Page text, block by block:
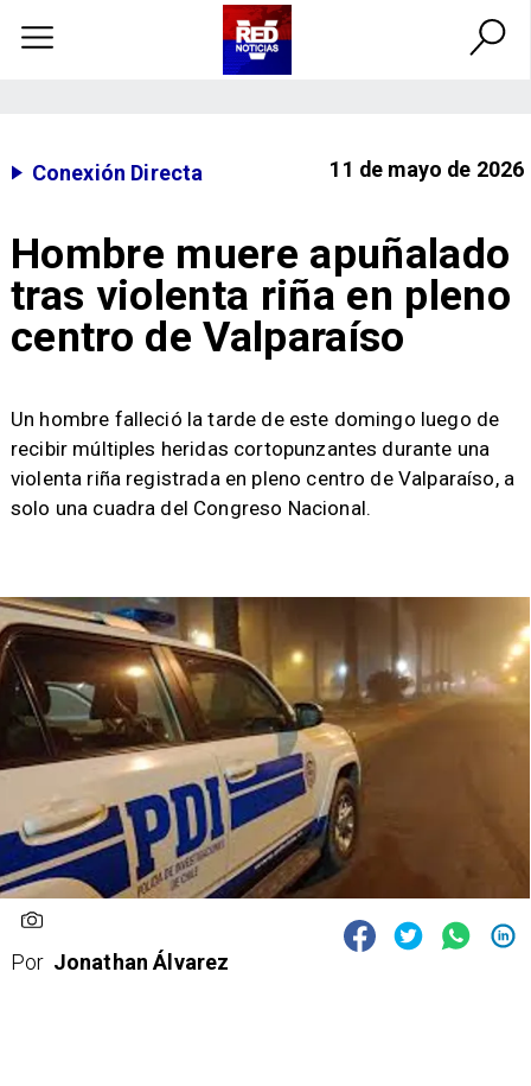
Conexión Directa 11 de mayo de 2026
Hombre muere apuñalado
tras violenta riña en pleno
centro de Valparaíso
​Un hombre falleció la tarde de este domingo luego de
recibir múltiples heridas cortopunzantes durante una
violenta riña registrada en pleno centro de Valparaíso, a
solo una cuadra del Congreso Nacional.
Por Jonathan Álvarez